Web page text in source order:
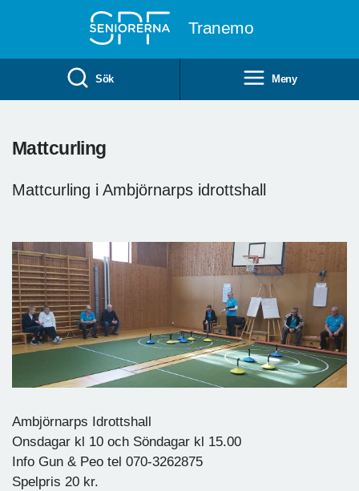
Tranemo
Sök Meny
Mattcurling
Mattcurling i Ambjörnarps idrottshall
Ambjörnarps Idrottshall
Onsdagar kl 10 och Söndagar kl 15.00
Info Gun & Peo tel 070-3262875
Spelpris 20 kr.